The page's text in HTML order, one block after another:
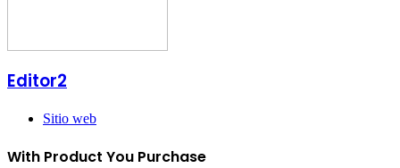
Editor2
Sitio web
With Product You Purchase